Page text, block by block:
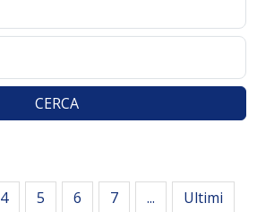
CERCA
4 5 6 7 ... Ultimi